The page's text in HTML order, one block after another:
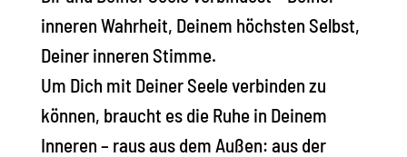
inneren Wahrheit, Deinem höchsten Selbst,
Deiner inneren Stimme.
Um Dich mit Deiner Seele verbinden zu
können, braucht es die Ruhe in Deinem
Inneren – raus aus dem Außen: aus der